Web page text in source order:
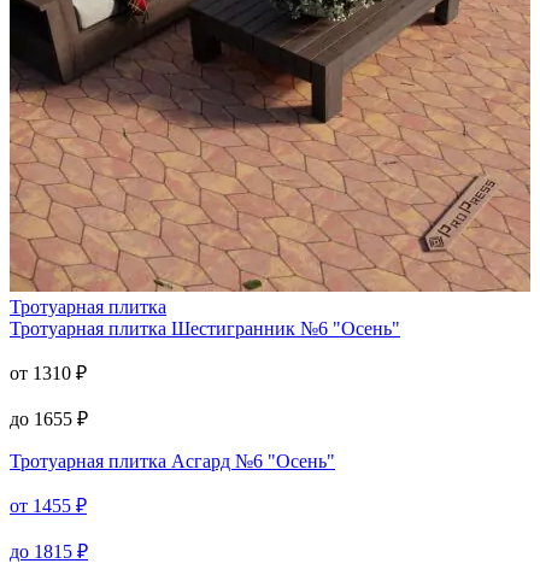
Тротуарная плитка
Тротуарная плитка Шестигранник №6 "Осень"
от 1310 ₽
до 1655 ₽
Тротуарная плитка Асгард №6 "Осень"
от 1455 ₽
до 1815 ₽